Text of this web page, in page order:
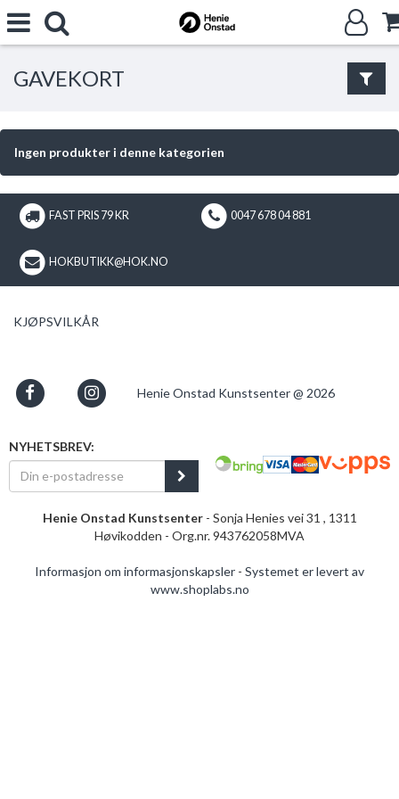
GAVEKORT
Ingen produkter i denne kategorien
FAST PRIS 79 KR 0047 678 04 881
HOKBUTIKK@HOK.NO
KJØPSVILKÅR
Henie Onstad Kunstsenter @ 2026
NYHETSBREV:
Henie Onstad Kunstsenter- Sonja Henies vei 31 , 1311
Høvikodden - Org.nr. 943762058MVA
Informasjon om informasjonskapsler - Systemet er levert av
www.shoplabs.no